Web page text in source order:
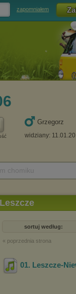
zapomniałem
Grzegorz
widziany:
Leszcze
sortuj według:
« poprzednia strona
01. Leszcze-